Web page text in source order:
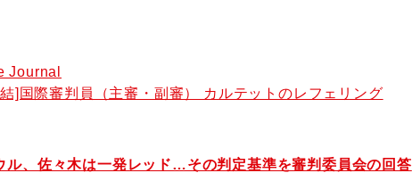
Journal
]国際審判員（主審・副審） カルテットのレフェリング
ル、佐々木は一発レッド…その判定基準を審判委員会の回答